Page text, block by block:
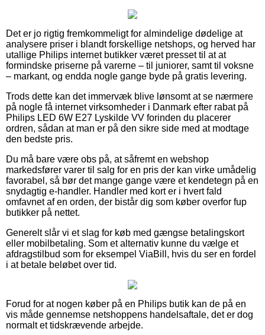
Det er jo rigtig fremkommeligt for almindelige dødelige at
analysere priser i blandt forskellige netshops, og herved har
utallige Philips internet butikker været presset til at at
formindske priserne på varerne – til juniorer, samt til voksne
– markant, og endda nogle gange byde på gratis levering.
Trods dette kan det immervæk blive lønsomt at se nærmere
på nogle få internet virksomheder i Danmark efter rabat på
Philips LED 6W E27 Lyskilde VV forinden du placerer
ordren, sådan at man er på den sikre side med at modtage
den bedste pris.
Du må bare være obs på, at såfremt en webshop
markedsfører varer til salg for en pris der kan virke umådelig
favorabel, så bør det mange gange være et kendetegn på en
snydagtig e-handler. Handler med kort er i hvert fald
omfavnet af en orden, der bistår dig som køber overfor fup
butikker på nettet.
Generelt slår vi et slag for køb med gængse betalingskort
eller mobilbetaling. Som et alternativ kunne du vælge et
afdragstilbud som for eksempel ViaBill, hvis du ser en fordel
i at betale beløbet over tid.
Forud for at nogen køber på en Philips butik kan de på en
vis måde gennemse netshoppens handelsaftale, det er dog
normalt et tidskrævende arbejde.